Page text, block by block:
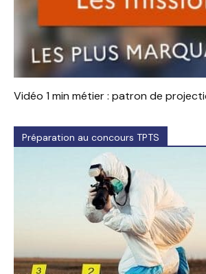
Vidéo 1 min métier : patron de
Préparation au concours TPTS